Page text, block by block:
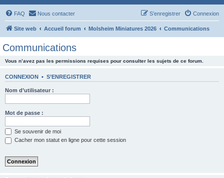
FAQ Nous contacter Connexion
S’enregistrer
Site web Accueil forum Molsheim Miniatures 2026 Communications
Communications
Vous n’avez pas les permissions requises pour consulter les sujets de ce forum.
CONNEXION • S’ENREGISTRER
Nom d’utilisateur :
Mot de passe :
Se souvenir de moi
Cacher mon statut en ligne pour cette session